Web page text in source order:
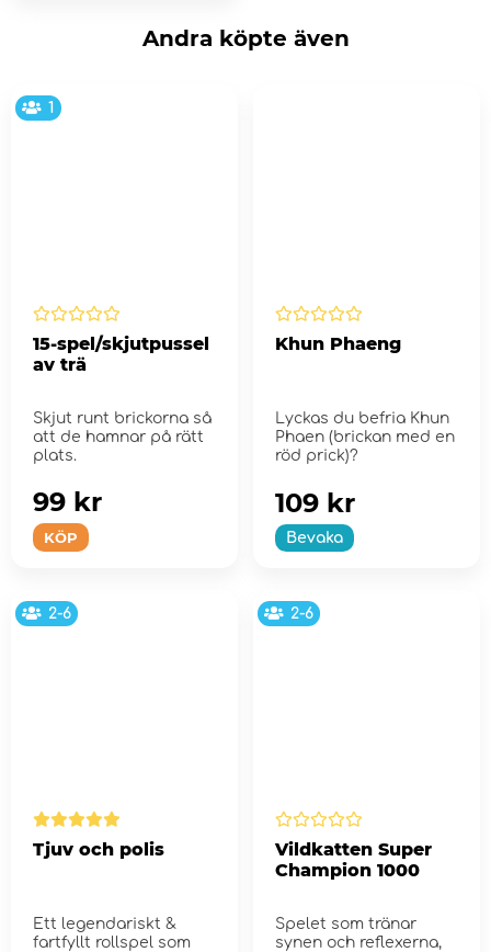
Andra köpte även
1
15-spel/skjutpussel
av trä
Skjut runt brickorna så
att de hamnar på rätt
plats.
KÖP
99 kr
Khun Phaeng
Lyckas du befria Khun
Phaen (brickan med en
röd prick)?
Bevaka
109 kr
2-6
Tjuv och polis
Ett legendariskt &
fartfyllt rollspel som
2-6
Vildkatten Super
Champion 1000
Spelet som tränar
synen och reflexerna,